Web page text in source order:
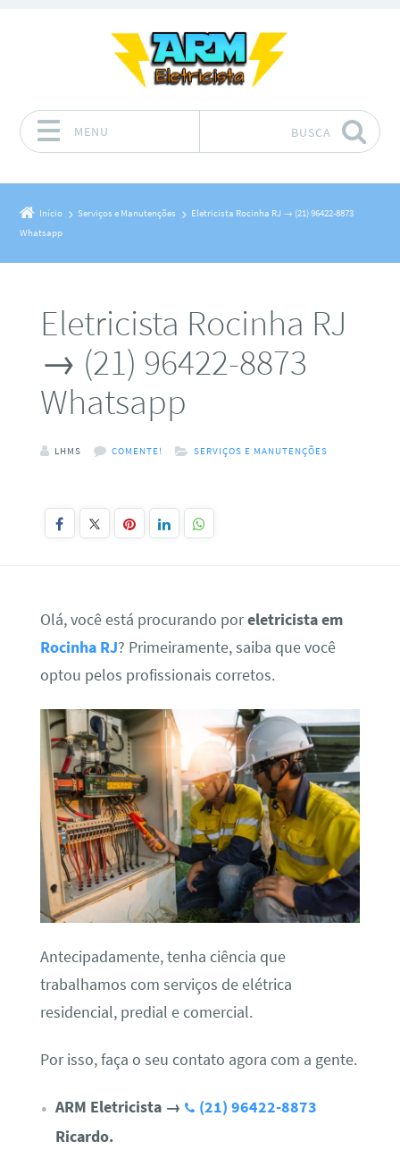
MENU BUSCA
Início Serviços e Manutenções
Eletricista Rocinha RJ → (21) 96422-8873
Whatsapp
Eletricista Rocinha RJ
→ (21) 96422-8873
Whatsapp
LHMS COMENTE! SERVIÇOS E MANUTENÇÕES
Olá, você está procurando poreletricista em
Rocinha RJ? Primeiramente, saiba que você
optou pelos profissionais corretos.
Antecipadamente, tenha ciência que
trabalhamos com serviços de elétrica
residencial, predial e comercial.
Por isso, faça o seu contato agora com a gente.
ARM Eletricista →
(21) 96422-8873
Ricardo.